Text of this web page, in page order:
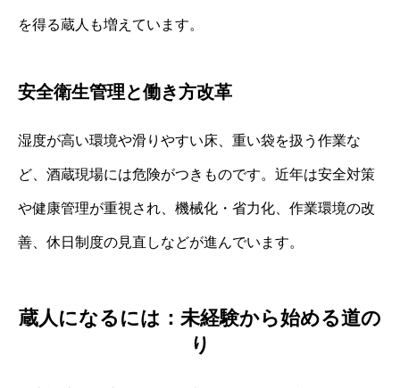
を得る蔵人も増えています。
安全衛生管理と働き方改革
湿度が高い環境や滑りやすい床、重い袋を扱う作業な
ど、酒蔵現場には危険がつきものです。近年は安全対策
や健康管理が重視され、機械化・省力化、作業環境の改
善、休日制度の見直しなどが進んでいます。
蔵人になるには：未経験から始める道の
り